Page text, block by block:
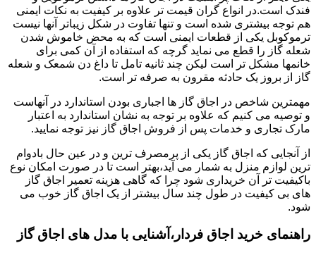
فندک است.در انواع گران قیمت تر علاوه بر کیفیت به نکات ایمنی
هم توجه بیشتری شده است و تنها تفاوت در شکل زیباتر آنها نیست
ترموکوبل یکی از قطعات ایمنی است که به محض خاموش شدن
شعله گاز را قطع می نماید گرچه که استفاده از آن کمی برای
خانمها مشکل تر است لیکن چند ثانیه تامل تا داغ دن شمعک و شعله
گاز از بروز یک حادثه مقرون به صرفه تر است.
مهمترین شاخص در اجاق گاز ها اجباری بودن استاندارد در آنهاست
و توصیه می کنیم که علاوه بر توجه به نشان استاندارد به اعتبار
مارک تجاری و خدمات پس از فروش اجاق گاز نیز توجه نمایید.
از آنجایی که اجاق گاز یکی از پرمصرف ترین و در عین حال بادوام
ترین لوازم منزل به شمار می آید،بهتر است تا در صورت امکان نوع
باکیفیت تر آن خریداری شود چرا که گاهی هزینه تعمیر اجاق گاز
های بی کیفیت در طول چند سال بیشتر از یک اجاق گاز خوب می
شود.
راهنمای خرید اجاق فردار،آشنایی با مدل های اجاق گاز